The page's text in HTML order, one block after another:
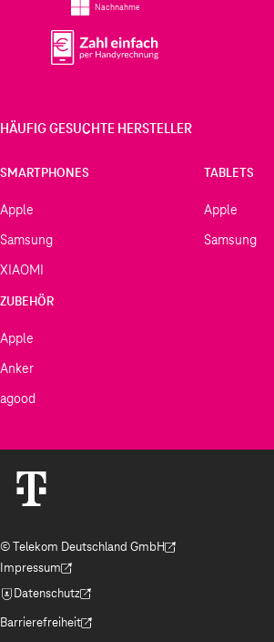
Nachnahme
HÄUFIG GESUCHTE HERSTELLER
SMARTPHONES
Apple
Samsung
XIAOMI
TABLETS
Apple
Samsung
ZUBEHÖR
Apple
Anker
agood
© Telekom Deutschland GmbH
(Der Link wird in einem neuen Tab geöffnet)
Impressum
(Der Link wird in einem neuen Tab geöffnet)
Datenschutz
(Der Link wird in einem neuen Tab geöffnet)
Barrierefreiheit
(Der Link wird in einem neuen Tab geöffnet)